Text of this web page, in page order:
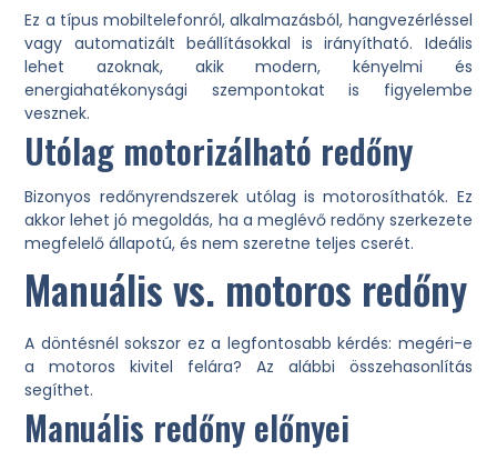
Ez a típus mobiltelefonról, alkalmazásból, hangvezérléssel
vagy automatizált beállításokkal is irányítható. Ideális
lehet azoknak, akik modern, kényelmi és
energiahatékonysági szempontokat is figyelembe
vesznek.
Utólag motorizálható redőny
Bizonyos redőnyrendszerek utólag is motorosíthatók. Ez
akkor lehet jó megoldás, ha a meglévő redőny szerkezete
megfelelő állapotú, és nem szeretne teljes cserét.
Manuális vs. motoros redőny
A döntésnél sokszor ez a legfontosabb kérdés: megéri-e
a motoros kivitel felára? Az alábbi összehasonlítás
segíthet.
Manuális redőny előnyei